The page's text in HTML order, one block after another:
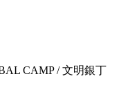
CAMP / 文明銀丁